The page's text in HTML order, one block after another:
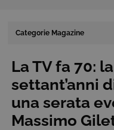
Categorie Magazine
La TV fa 70:
settant’anni
una serata
Massimo